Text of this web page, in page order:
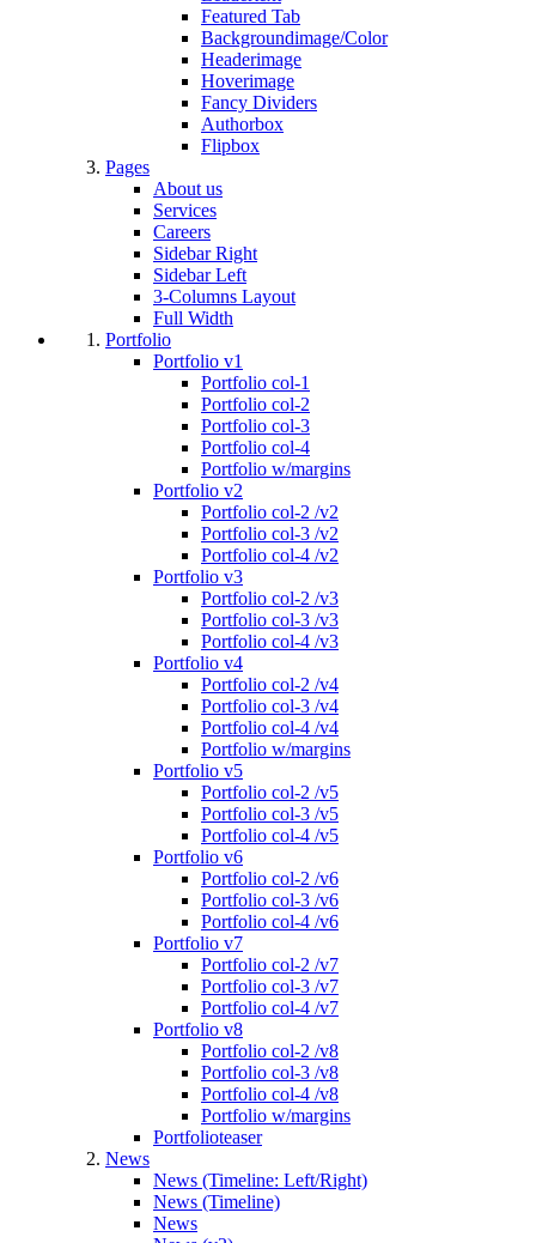
Featured Tab
Backgroundimage/Color
Headerimage
Hoverimage
Fancy Dividers
Authorbox
Flipbox
Pages
About us
Services
Careers
Sidebar Right
Sidebar Left
3-Columns Layout
Full Width
Portfolio
Portfolio v1
Portfolio col-1
Portfolio col-2
Portfolio col-3
Portfolio col-4
Portfolio w/margins
Portfolio v2
Portfolio col-2 /v2
Portfolio col-3 /v2
Portfolio col-4 /v2
Portfolio v3
Portfolio col-2 /v3
Portfolio col-3 /v3
Portfolio col-4 /v3
Portfolio v4
Portfolio col-2 /v4
Portfolio col-3 /v4
Portfolio col-4 /v4
Portfolio w/margins
Portfolio v5
Portfolio col-2 /v5
Portfolio col-3 /v5
Portfolio col-4 /v5
Portfolio v6
Portfolio col-2 /v6
Portfolio col-3 /v6
Portfolio col-4 /v6
Portfolio v7
Portfolio col-2 /v7
Portfolio col-3 /v7
Portfolio col-4 /v7
Portfolio v8
Portfolio col-2 /v8
Portfolio col-3 /v8
Portfolio col-4 /v8
Portfolio w/margins
Portfolioteaser
News
News (Timeline: Left/Right)
News (Timeline)
News